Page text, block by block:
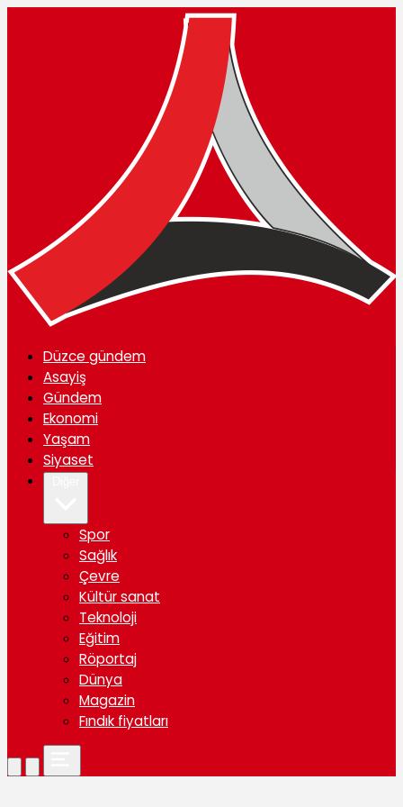
Düzce gündem
Asayiş
Gündem
Ekonomi
Yaşam
Siyaset
Spor
Sağlık
Çevre
Kültür sanat
Teknoloji
Eğitim
Röportaj
Dünya
Magazin
Fındık fiyatları